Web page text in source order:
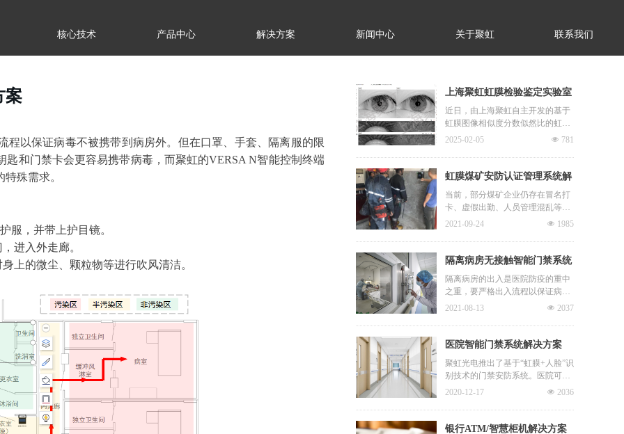
核心技术 产品中心 解决方案 新闻中心 关于聚虹 联系我们
案
程以保证病毒不被携带到病房外。但在口罩、手套、隔离服的限
和门禁卡会更容易携带病毒，而聚虹的VERSA N智能控制终端
殊需求。
服，并带上护目镜。
进入外走廊。
上的微尘、颗粒物等进行吹风清洁。
上海聚虹虹膜检验鉴定实验室
解决方案正式落地
近日，由上海聚虹自主开发的基于
虹膜图像相似度分数似然比的虹膜
检验鉴定实验室解决方案正式落
넶 781
2025-02-05
虹膜煤矿安防认证管理系统解
决方案
当前，部分煤矿企业仍存在冒名打
卡、虚假出勤、人员管理混乱等问
题。同时由于井下环境较为特殊，
况，因此传统的指纹和人脸识别无
法应用。虹膜识别精度高，速度
勤打卡的首选。
目前大多数煤矿虹膜考勤设备，识
别距离近，镜头位置固定，矿工需
넶 1985
2021-09-24
隔离病房无接触智能门禁系统
建设方案
隔离病房的出入是医院防疫的重中
之重，要严格出入流程以保证病毒
不被携带到病房外。但在口罩、手
指纹识别门禁都不再适用，传统的
钥匙和门禁卡更容易携带病毒，而
无接触身份识别和测温技术，可以
完美适应隔离病房的特殊需求。
넶 2037
2021-08-13
医院智能门禁系统解决方案
聚虹光电推出了基于“虹膜+人脸”识
别技术的门禁安防系统。医院可在
安防保密要求高的区域部署VERSA
别。适用于各种写字楼宇、工厂、
大厦、小区的日常门禁安保，也适
넶 2036
2020-12-17
银行ATM/智慧柜机解决方案